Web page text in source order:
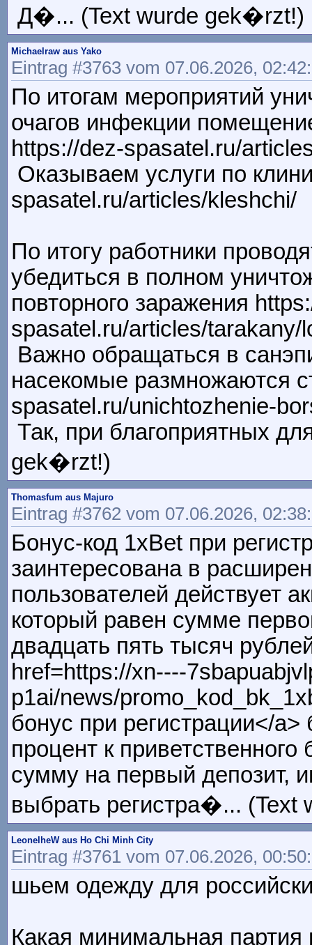
Д�... (Text wurde gek�rzt!)
Michaelraw aus Yako
Eintrag #3763 vom 07.06.2026,
По итогам мероприятий
очагов инфекции
https://dez-spasatel.ru/
Оказываем услуги по
spasatel.ru/articles/kleshchi/
По итогу работники
убедиться в полном
повторного заражения
spasatel.ru/articles/
Важно обращаться в
насекомые размножаются
spasatel.ru/unichtozhenie-
Так, при благоприятных
gek�rzt!)
Thomasfum aus Majuro
Eintrag #3762 vom 07.06.2026,
Бонус-код 1xBet при
заинтересована в
пользователей действует
который равен сумме
двадцать пять тысяч
href=https://xn----
p1ai/news/
бонус при регистрации</a>
процент к
сумму на первый депозит,
выбрать регистра�...
LeonelheW aus Ho Chi Minh City
Eintrag #3761 vom 07.06.2026,
шьем одежду для
Какая минимальная